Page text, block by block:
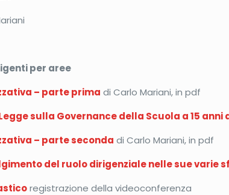
per aree
– parte prima di Carlo Mariani, in pdf
sulla Governance della Scuola a 15 anni
– parte seconda di Carlo Mariani, in pdf
del ruolo dirigenziale nelle sue varie
registrazione della videoconferenza